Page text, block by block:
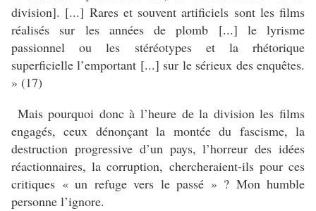
division]. [...] Rares et souvent artificiels sont les films
réalisés sur les années de plomb [...] le lyrisme
passionnel ou les stéréotypes et la rhétorique
superficielle l’emportant [...] sur le sérieux des enquêtes.
» (17)
Mais pourquoi donc à l’heure de la division les films
engagés, ceux dénonçant la montée du fascisme, la
destruction progressive d’un pays, l’horreur des idées
réactionnaires, la corruption, chercheraient-ils pour ces
critiques « un refuge vers le passé » ? Mon humble
personne l’ignore.